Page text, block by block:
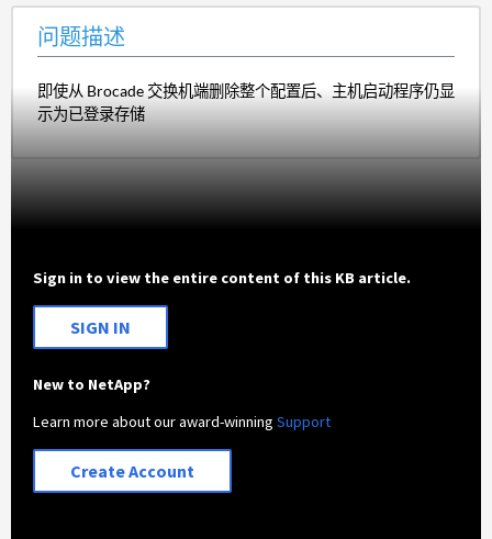
问题描述
即使从 Brocade 交换机端删除整个配置后、主机启动程序仍显
示为已登录存储
Sign in to view the entire content of this KB article.
SIGN IN
New to NetApp?
Learn more about our award-winningSupport
Create Account